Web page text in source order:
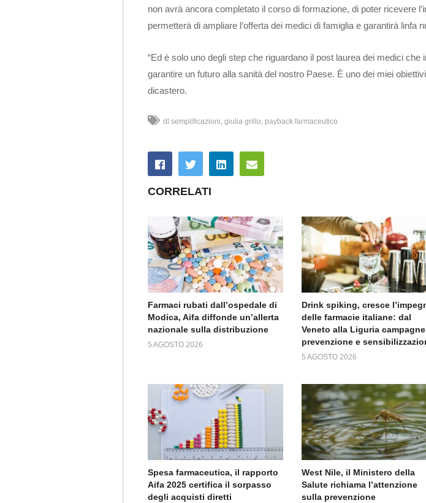
non avrà ancora completato il corso di formazione, di poter ricevere
permetterà di ampliare l’offerta dei medici di famiglia e garantirà linfa
“Ed è solo uno degli step che riguardano il post laurea dei medici
garantire un futuro alla sanità del nostro Paese. È uno dei miei
dicastero.
dl semplificazioni giulia grillo payback farmaceutico
CORRELATI
Farmaci rubati dall’ospedale di
Modica, Aifa diffonde un’allerta
nazionale sulla distribuzione
5 AGOSTO 2026
Drink spiking, cresce
delle farmacie italiane: dal
Veneto alla Liguria
prevenzione e
5 AGOSTO 2026
Spesa farmaceutica, il rapporto
Aifa 2025 certifica il sorpasso
degli acquisti diretti
West Nile, il Ministero della
Salute richiama l’attenzione
sulla prevenzione